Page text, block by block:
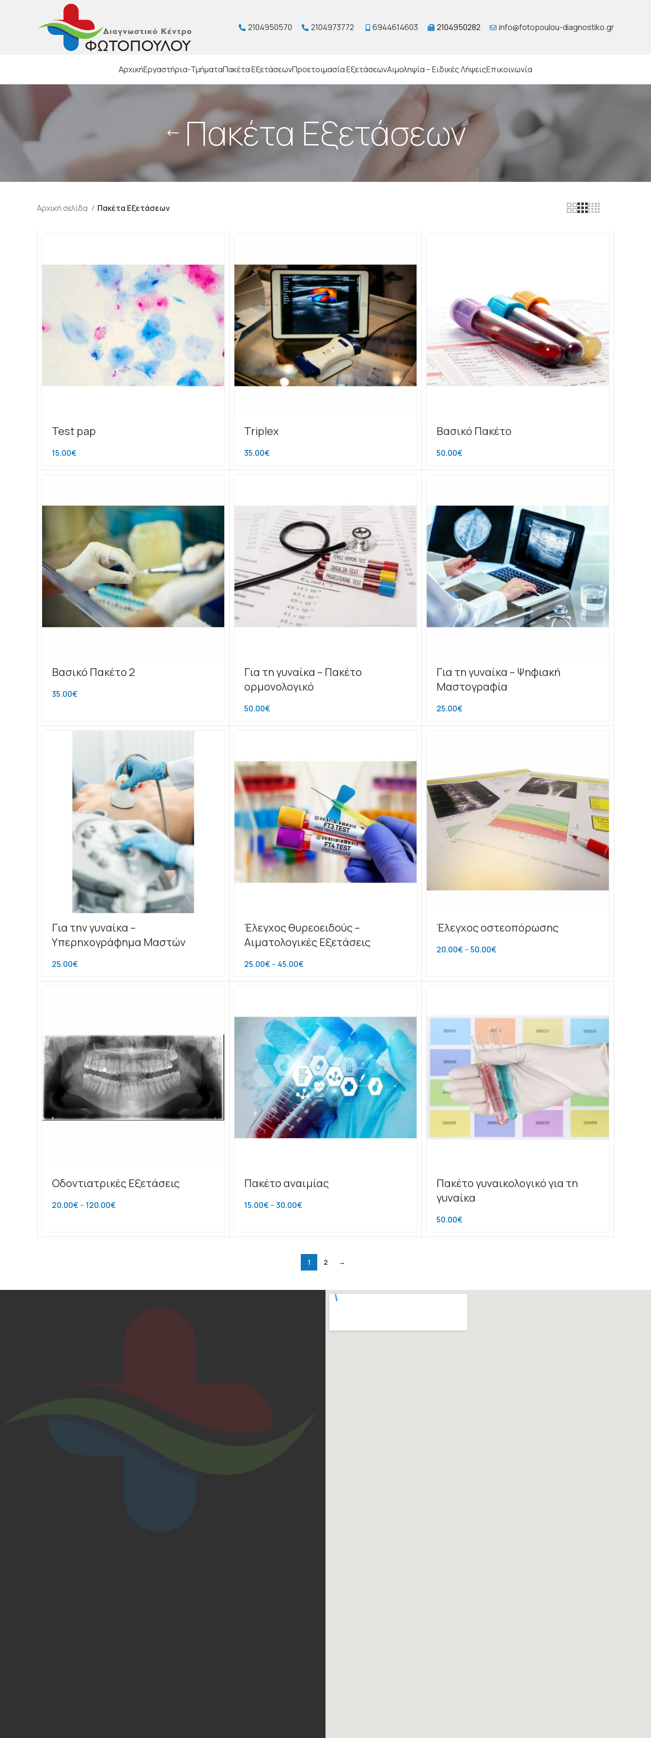
2104950570 2104973772 6944614603 2104950282 info@fotopoulou-diagnostiko.gr
ΑρχικήΕργαστήρια-ΤμήματαΠακέτα ΕξετάσεωνΠροετοιμασία ΕξετάσεωνΑιμοληψία – Ειδικές ΛήψειςΕπικοινωνία
Πακέτα Εξετάσεων
Αρχική σελίδα Πακέτα Εξετάσεων
Test pap
15.00€
Triplex
35.00€
Βασικό Πακέτο
50.00€
Βασικό Πακέτο 2
35.00€
Για τη γυναίκα – Πακέτο
ορμονολογικό
50.00€
Για τη γυναίκα – Ψηφιακή
Μαστογραφία
25.00€
Για την γυναίκα –
Υπερηχογράφημα Μαστών
25.00€
Έλεγχος θυρεοειδούς –
Αιματολογικές Εξετάσεις
25.00€ – 45.00€
Έλεγχος οστεοπόρωσης
20.00€ –50.00€
Οδοντιατρικές Εξετάσεις
20.00€ – 120.00€
Πακέτο αναιμίας
15.00€ –30.00€
Πακέτο γυναικολογικό για τη
γυναίκα
50.00€
1 2 →